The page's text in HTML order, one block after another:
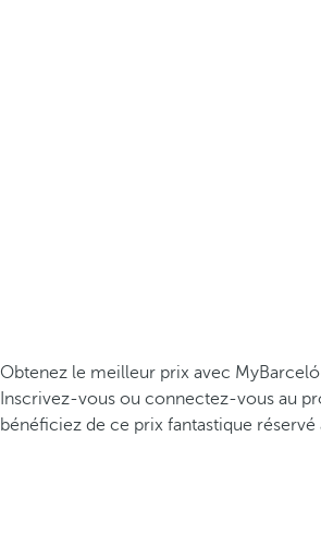
Obtenez le meilleur prix avec MyBarceló
Inscrivez-vous ou connectez-vous au
bénéficiez de ce prix fantastique réservé